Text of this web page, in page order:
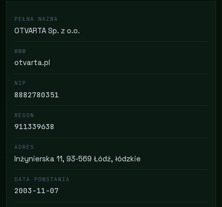
PEŁNA NAZWA
OTVARTA Sp. z o.o.
WWW
otvarta.pl
NIP
8882780351
REGON
911339638
ADRES
Inżynierska 11, 93-569 Łódź, łódzkie
DATA POWSTANIA
2003-11-07